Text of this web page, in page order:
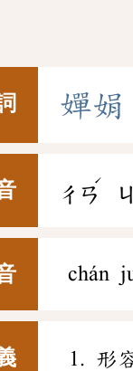
嬋娟
ㄔㄢ
ˊ
chán
形